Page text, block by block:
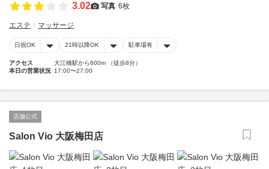
3.02 写真 6枚
エステ マッサージ
日祝OK 21時以降OK 駐車場有
アクセス
大江橋駅から600m （徒歩8分）
本日の営業状況 17:00〜27:00
店舗公式
Salon Vio 大阪梅田店